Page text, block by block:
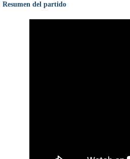
Resumen del partido